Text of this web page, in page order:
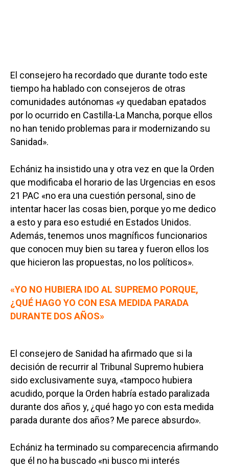
El consejero ha recordado que durante todo este
tiempo ha hablado con consejeros de otras
comunidades autónomas «y quedaban epatados
por lo ocurrido en Castilla-La Mancha, porque ellos
no han tenido problemas para ir modernizando su
Sanidad».
Echániz ha insistido una y otra vez en que la Orden
que modificaba el horario de las Urgencias en esos
21 PAC «no era una cuestión personal, sino de
intentar hacer las cosas bien, porque yo me dedico
a esto y para eso estudié en Estados Unidos.
Además, tenemos unos magníficos funcionarios
que conocen muy bien su tarea y fueron ellos los
que hicieron las propuestas, no los políticos».
«YO NO HUBIERA IDO AL SUPREMO PORQUE,
¿QUÉ HAGO YO CON ESA MEDIDA PARADA
DURANTE DOS AÑOS»
El consejero de Sanidad ha afirmado que si la
decisión de recurrir al Tribunal Supremo hubiera
sido exclusivamente suya, «tampoco hubiera
acudido, porque la Orden habría estado paralizada
durante dos años y, ¿qué hago yo con esta medida
parada durante dos años? Me parece absurdo».
Echániz ha terminado su comparecencia afirmando
que él no ha buscado «ni busco mi interés